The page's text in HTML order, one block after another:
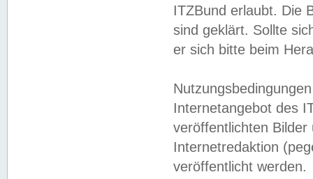
ITZBund erlaubt. Die
sind geklärt. Sollte
er sich bitte beim
Internetangebot des
veröffentlichten
Internetredaktion
veröffentlicht werden.